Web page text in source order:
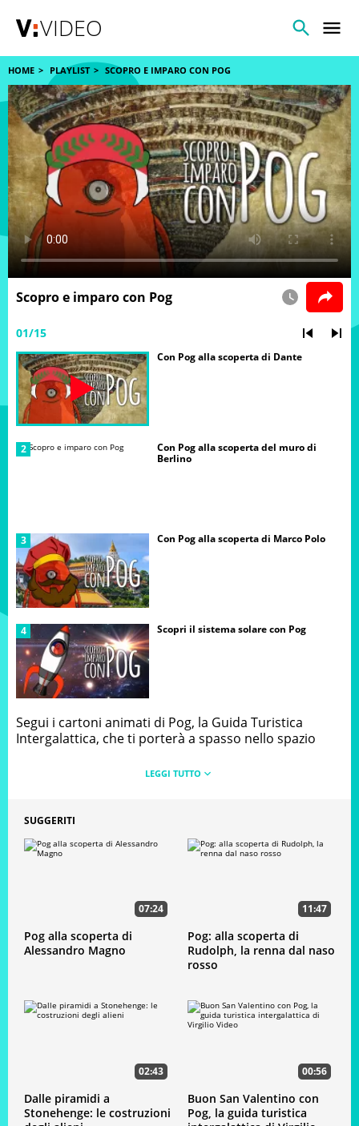
VIDEO
HOME PLAYLIST SCOPRO E IMPARO CON POG
Scopro e imparo con Pog
01/15
Con Pog alla scoperta di Dante
Con Pog alla scoperta del muro di
Berlino
Con Pog alla scoperta di Marco Polo
Scopri il sistema solare con Pog
Scopro e imparo con Pog: alla scoperta
del Taj Mahal
Con Pog alla scoperta di Stonehenge
Colombo
Con Pog alla scoperta della muraglia
Segui i cartoni animati di Pog, la Guida Turistica
Intergalattica, che ti porterà a spasso nello spazio
mondo antico e moderno. Un viaggio tanto divertente
SUGGERITI
07:24
Pog alla scoperta di
Alessandro Magno
11:47
Pog: alla scoperta di
Rudolph, la renna dal naso
rosso
02:43
Dalle piramidi a
Stonehenge: le costruzioni
00:56
Buon San Valentino con
Pog, la guida turistica